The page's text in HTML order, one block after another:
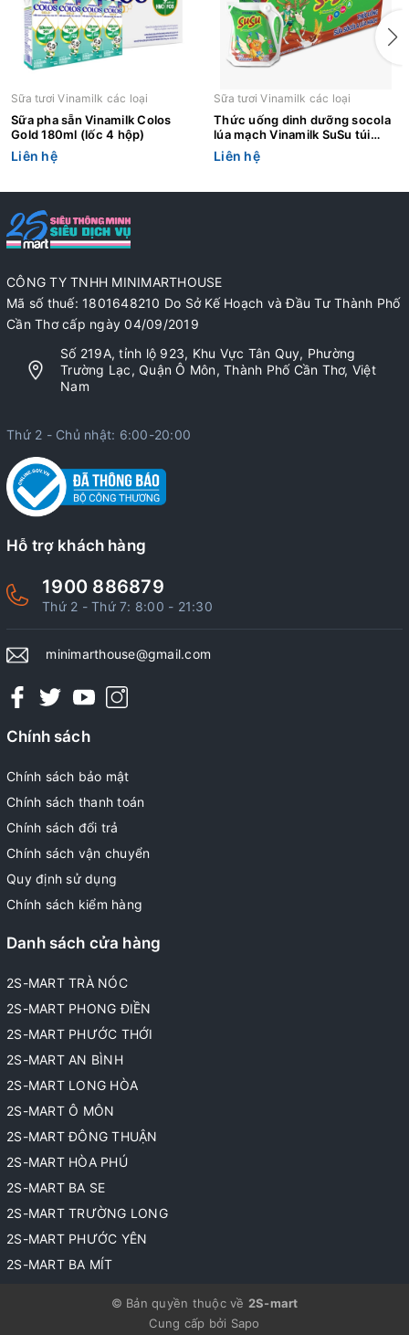
Sữa tươi Vinamilk các loại
Sữa pha sẵn Vinamilk Colos
Gold 180ml (lốc 4 hộp)
Liên hệ
Sữa tươi Vinamilk các loại
Thức uống dinh dưỡng socola
lúa mạch Vinamilk SuSu túi
110ml
Liên hệ
CÔNG TY TNHH MINIMARTHOUSE
Mã số thuế: 1801648210 Do Sở Kế Hoạch và Đầu Tư Thành Phố
Cần Thơ cấp ngày 04/09/2019
Số 219A, tỉnh lộ 923, Khu Vực Tân Quy, Phường
Trường Lạc, Quận Ô Môn, Thành Phố Cần Thơ, Việt
Nam
Thứ 2 - Chủ nhật: 6:00-20:00
Hỗ trợ khách hàng
1900 886879
Thứ 2 - Thứ 7: 8:00 - 21:30
minimarthouse@gmail.com
Chính sách
Chính sách bảo mật
Chính sách thanh toán
Chính sách đổi trả
Chính sách vận chuyển
Quy định sử dụng
Chính sách kiểm hàng
Danh sách cửa hàng
2S-MART TRÀ NÓC
2S-MART PHONG ĐIỀN
2S-MART PHƯỚC THỚI
2S-MART AN BÌNH
2S-MART LONG HÒA
2S-MART Ô MÔN
2S-MART ĐÔNG THUẬN
2S-MART HÒA PHÚ
2S-MART BA SE
2S-MART TRƯỜNG LONG
2S-MART PHƯỚC YÊN
2S-MART BA MÍT
© Bản quyền thuộc về 2S-mart
Cung cấp bởi Sapo